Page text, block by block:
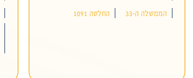
הממשלה ה-33
החלטה 1091